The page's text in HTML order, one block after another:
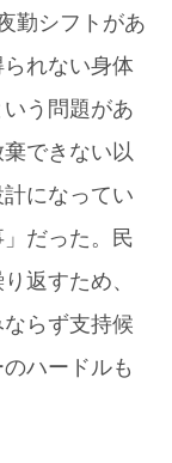
勤シフトがあ
れない身体
う問題があ
できない以
になってい
だった。民
返すため、
らず支持候
ハードルも